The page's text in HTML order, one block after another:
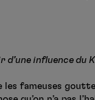
influence du
les fameuses